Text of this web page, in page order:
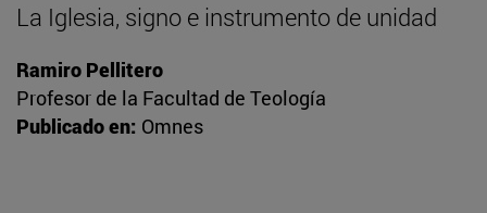
La Iglesia, signo e instrumento de unidad
Ramiro Pellitero
Profesor de la Facultad de Teología
Publicado en: Omnes